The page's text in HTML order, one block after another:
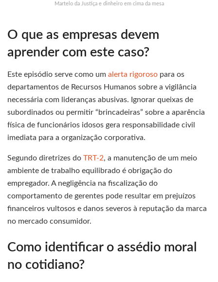
Martelo da Justiça e dinheiro em cima da mesa
O que as empresas devem
aprender com este caso?
Este episódio serve como um alerta rigoroso para os
departamentos de Recursos Humanos sobre a vigilância
necessária com lideranças abusivas. Ignorar queixas de
subordinados ou permitir “brincadeiras” sobre a aparência
física de funcionários idosos gera responsabilidade civil
imediata para a organização corporativa.
Segundo diretrizes do TRT-2, a manutenção de um meio
ambiente de trabalho equilibrado é obrigação do
empregador. A negligência na fiscalização do
comportamento de gerentes pode resultar em prejuízos
financeiros vultosos e danos severos à reputação da marca
no mercado consumidor.
Como identificar o assédio moral
no cotidiano?